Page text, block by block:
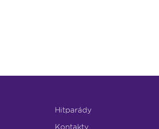
Hitparády
Kontakty